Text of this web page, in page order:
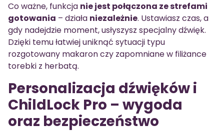
Co ważne, funkcja nie jest połączona ze strefami
gotowania – działa niezależnie. Ustawiasz czas, a
gdy nadejdzie moment, usłyszysz specjalny dźwięk.
Dzięki temu łatwiej uniknąć sytuacji typu
rozgotowany makaron czy zapomniane w filiżance
torebki z herbatą.
Personalizacja dźwięków i
ChildLock Pro – wygoda
oraz bezpieczeństwo